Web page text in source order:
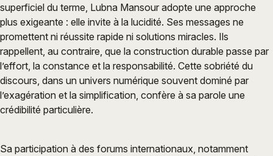
superficiel du terme, Lubna Mansour adopte une approche
plus exigeante : elle invite à la lucidité. Ses messages ne
promettent ni réussite rapide ni solutions miracles. Ils
rappellent, au contraire, que la construction durable passe par
l’effort, la constance et la responsabilité. Cette sobriété du
discours, dans un univers numérique souvent dominé par
l’exagération et la simplification, confère à sa parole une
crédibilité particulière.
Sa participation à des forums internationaux, notamment